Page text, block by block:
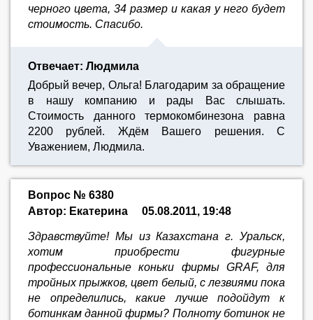
черного цвета, 34 размер и какая у него будет
стоимость. Спасибо.
Отвечает: Людмила
Добрый вечер, Ольга! Благодарим за обращение
в нашу компанию и рады Вас слышать.
Стоимость данного термокомбинезона равна
2200 рублей. Ждём Вашего решения. С
Уважением, Людмила.
Вопрос № 6380
Автор: Екатерина
05.08.2011, 19:48
Здравствуйте! Мы из Казахстана г. Уральск,
хотим приобрести фигурные
профессиональные коньки фирмы GRAF, для
тройных прыжков, цвет белый, с лезвиями пока
не определились, какие лучше подойдут к
ботинкам данной фирмы? Полноту ботинок не